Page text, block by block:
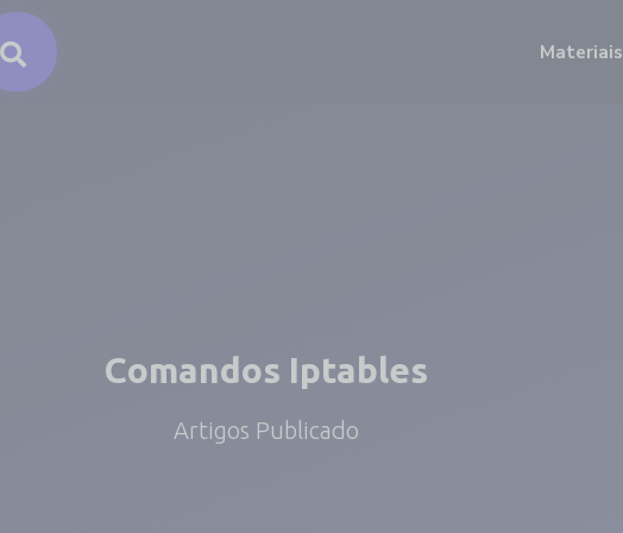
Materiais
Comandos Iptables
Artigos Publicado